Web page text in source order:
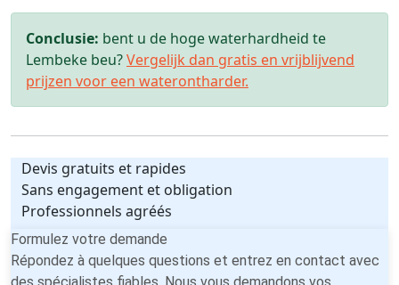
Conclusie: bent u de hoge waterhardheid te
Lembeke beu?Vergelijk dan gratis en vrijblijvend
prijzen voor een waterontharder.
Devis gratuits et rapides
Sans engagement et obligation
Professionnels agréés
Formulez votre demande
Répondez à quelques questions et entrez en contact avec